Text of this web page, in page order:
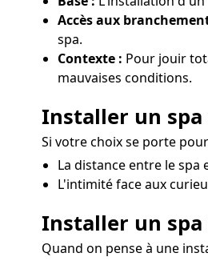
Accès aux
spa.
Contexte : Pour jouir
mauvaises conditions.
Installer un
Si votre choix se porte
La distance entre le
L'intimité face aux
Installer un
Quand on pense à une